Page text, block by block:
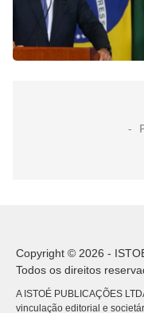
Copyright © 2026 -
Todos os direitos
A ISTOÉ PUBLICAÇÕES
vinculação editorial e